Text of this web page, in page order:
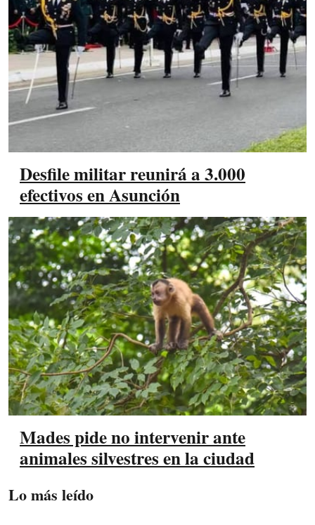
Desfile militar reunirá a 3.000
efectivos en Asunción
Mades pide no intervenir ante
animales silvestres en la ciudad
Lo más leído